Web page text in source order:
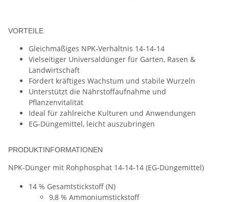
VORTEILE
Gleichmäßiges NPK‑Verhältnis 14‑14‑14
Vielseitiger Universaldünger für Garten, Rasen &
Landwirtschaft
Fördert kräftiges Wachstum und stabile Wurzeln
Unterstützt die Nährstoffaufnahme und
Pflanzenvitalität
Ideal für zahlreiche Kulturen und Anwendungen
EG‑Düngemittel, leicht auszubringen
PRODUKTINFORMATIONEN
NPK-Dünger mit Rohphosphat 14‑14‑14 (EG‑Düngemittel)
14 % Gesamtstickstoff (N)
9,8 % Ammoniumstickstoff